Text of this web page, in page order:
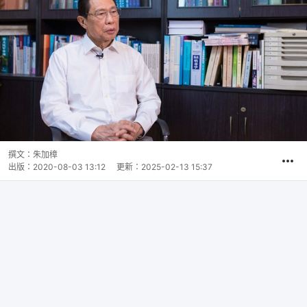
撰文： 朱加樟
出版： 2020-08-03 13:12 更新： 2025-02-13 15:37